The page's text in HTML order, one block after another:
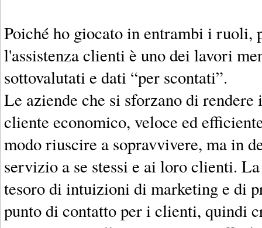
Poiché ho giocato in entrambi i ruoli,
l'assistenza clienti è uno dei lavori
sottovalutati e dati “per scontati”.
Le aziende che si sforzano di
cliente economico, veloce ed
modo riuscire a sopravvivere, ma in
servizio a se stessi e ai loro clienti.
tesoro di intuizioni di marketing e di
punto di contatto per i clienti, quindi